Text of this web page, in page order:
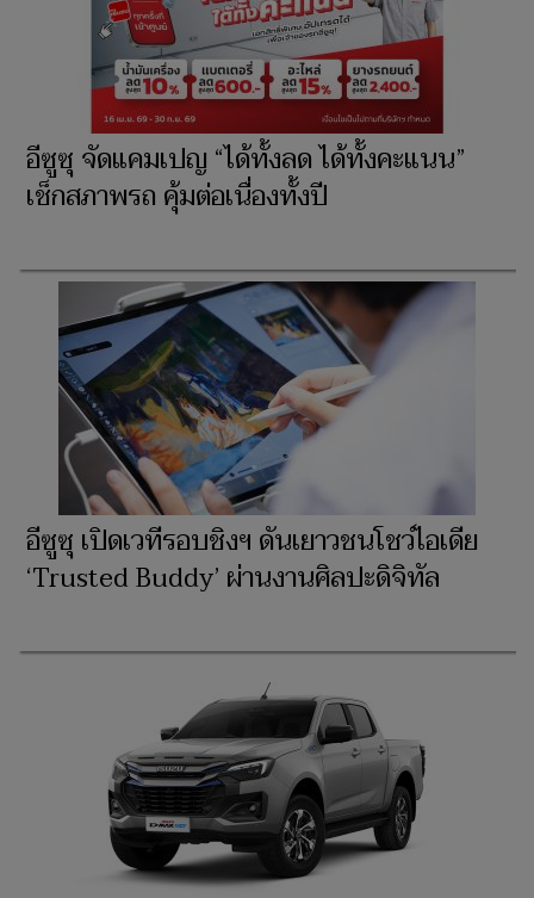
อีซูซุ จัดแคมเปญ “ได้ทั้งลด ได้ทั้งคะแนน”
เช็กสภาพรถ คุ้มต่อเนื่องทั้งปี
อีซูซุ เปิดเวทีรอบชิงฯ ดันเยาวชนโชว์ไอเดีย
‘Trusted Buddy’ ผ่านงานศิลปะดิจิทัล